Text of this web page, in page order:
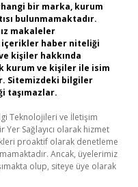
bir marka, kurum
bulunmamaktadır.
makaleler
içerikler haber niteliği
kişiler hakkında
kurum ve kişiler ile isim
Sitemizdeki bilgiler
taşımazlar.
Teknolojileri ve İletişim
Yer Sağlayıcı olarak hizmet
proaktif olarak denetleme
Ancak, üyelerimiz
olup, siteye üye olarak